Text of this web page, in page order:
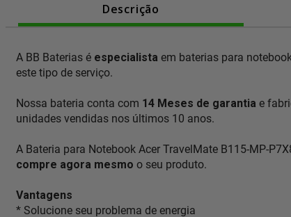
Descrição
A BB Baterias é especialista em baterias para
este tipo de serviço.
Nossa bateria conta com 14 Meses de garantia e
unidades vendidas nos últimos 10 anos.
A Bateria para Notebook Acer TravelMate B115-MP-
compre agora mesmo o seu produto.
Vantagens
* Solucione seu problema de energia